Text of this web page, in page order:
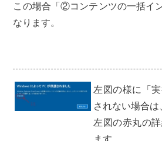
この場合「②コンテンツの一括イ
なります。
左図の様に「
されない場合は
左図の赤丸の
ます。